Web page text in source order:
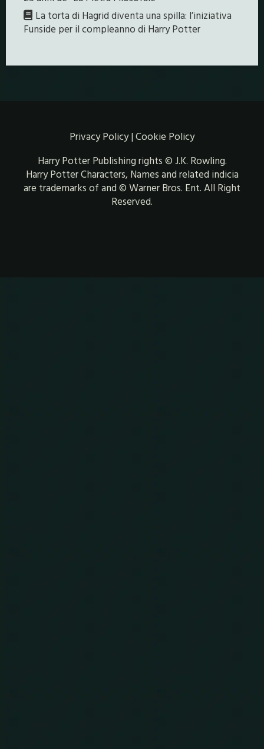
La torta di Hagrid diventa una spilla: l’iniziativa
Funside per il compleanno di Harry Potter
Privacy Policy| Cookie Policy
Harry Potter Publishing rights © J.K. Rowling.
Harry Potter Characters, Names and related indicia
are trademarks of and © Warner Bros. Ent. All Right
Reserved.